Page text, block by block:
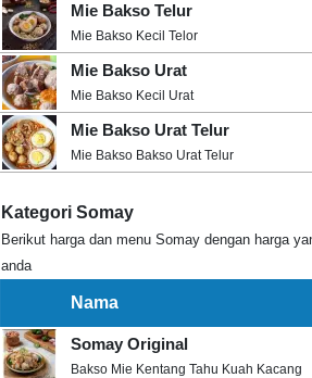
Mie Bakso Telur
Mie Bakso Kecil Telor
Mie Bakso Urat
Mie Bakso Kecil Urat
Mie Bakso Urat Telur
Mie Bakso Bakso Urat Telur
Kategori Somay
Berikut harga dan menu Somay dengan harga
anda
Nama
Somay Original
Bakso Mie Kentang Tahu Kuah Kacang